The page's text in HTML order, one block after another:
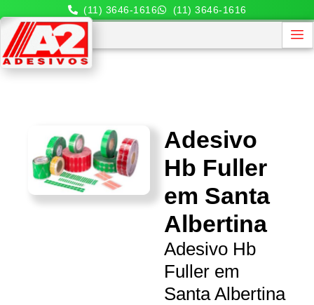
(11) 3646-1616 (11) 3646-1616
Adesivo
Hb Fuller
em Santa
Albertina
Adesivo Hb
Fuller em
Santa Albertina